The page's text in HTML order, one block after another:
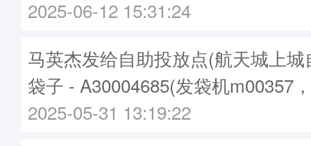
2025-06-12 15:31:24
马英杰发给自助投放点(航天城上
袋子 - A30004685(发袋机m00357
2025-05-31 13:19:22